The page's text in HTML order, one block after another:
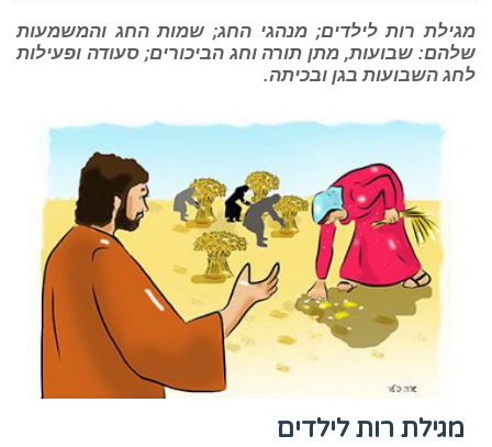
מגילת רות לילדים; מנהגי החג; שמות החג והמשמעות
שלהם: שבועות, מתן תורה וחג הביכורים; סעודה ופעילות
לחג השבועות בגן ובכיתה.
מגילת רות לילדים